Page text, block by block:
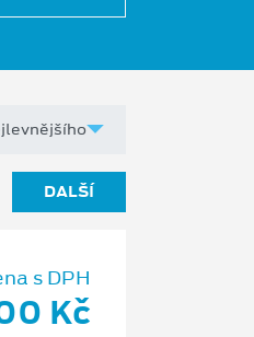
DALŠÍ
s DPH
Kč